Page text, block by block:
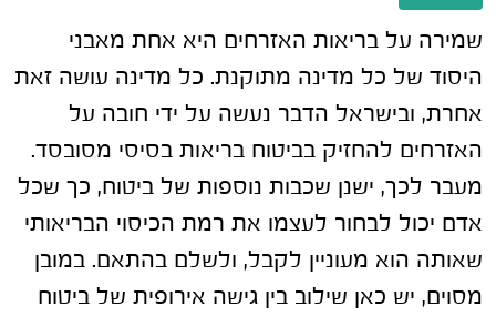
שמירה על בריאות האזרחים היא אחת מאבני
היסוד של כל מדינה מתוקנת. כל מדינה עושה זאת
אחרת, ובישראל הדבר נעשה על ידי חובה על
האזרחים להחזיק בביטוח בריאות בסיסי מסובסד.
מעבר לכך, ישנן שכבות נוספות של ביטוח, כך שכל
אדם יכול לבחור לעצמו את רמת הכיסוי הבריאותי
שאותה הוא מעוניין לקבל, ולשלם בהתאם. במובן
מסוים, יש כאן שילוב בין גישה אירופית של ביטוח